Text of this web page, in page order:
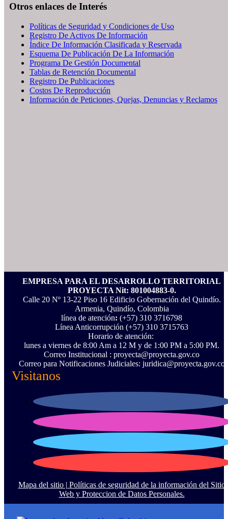
Otros enlaces de Interés
Políticas de Seguridad y Condiciones de Uso
Registro De Activos De Información
Índice De Información Clasificada y Reservada
Esquema De Publicación De La Información
Programa De Gestión Documental
Tablas de Retención Documental
Registro De Publicaciones
Costos De Reproducción
Información de Peticiones, Quejas, Denuncias y Reclamos
EMPRESA PARA EL DESARROLLO TERRITORIAL
PROYECTA Nit: 801004883-0.
Calle 20 Nº 13-22 Piso 16 Edificio Gobernación del Quindío.
Armenia, Quindío, Colombia
línea de atención: (+57) 310 3716798
Línea Anticorrupción ‪(+57) 310 3715763‬
Horario de atención:
lunes a viernes de 8:00 Am a 12 M y de 1:00 PM a 5:00 PM.
Correo Institucional : proyecta@proyecta.gov.co
Correo para Notificaciones Judiciales: juridica@proyecta.gov.co
Visitanos
Mapa del sitio | Políticas de seguridad de la información del Sitio
Web y Proteccion de Datos Personales.